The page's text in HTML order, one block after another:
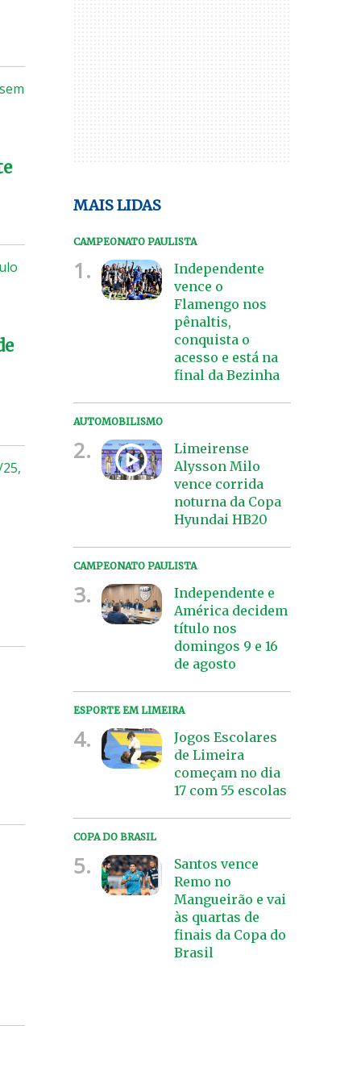
MAIS LIDAS
CAMPEONATO PAULISTA
1.
Independente
vence o
Flamengo nos
pênaltis,
conquista o
acesso e está na
final da Bezinha
AUTOMOBILISMO
2.
Limeirense
Alysson Milo
vence corrida
noturna da Copa
Hyundai HB20
CAMPEONATO PAULISTA
3.
Independente e
América decidem
título nos
domingos 9 e 16
de agosto
ESPORTE EM LIMEIRA
4.
Jogos Escolares
de Limeira
começam no dia
17 com 55 escolas
COPA DO BRASIL
5.
Santos vence
Remo no
Mangueirão e vai
às quartas de
finais da Copa do
Brasil